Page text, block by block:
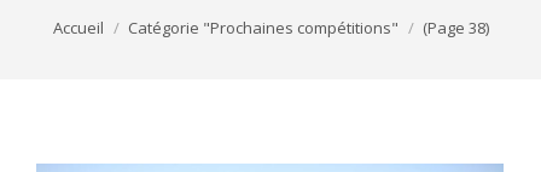
Vous êtes ici :
Accueil Catégorie "Prochaines compétitions" (Page 38)